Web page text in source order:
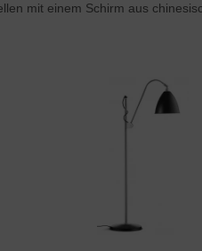
mit einem Schirm aus